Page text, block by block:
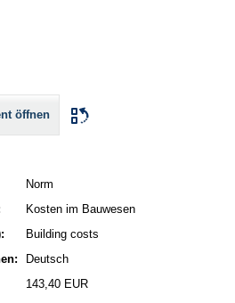
öffnen
Norm
Kosten im Bauwesen
Building costs
Deutsch
143,40 EUR